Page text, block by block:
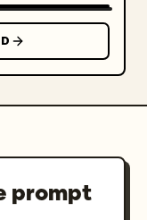
prompt